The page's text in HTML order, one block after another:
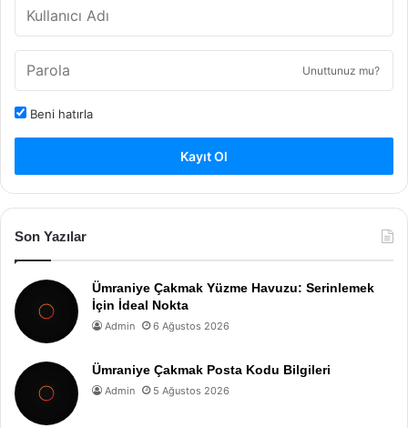
Unuttunuz mu?
Beni hatırla
Kayıt Ol
Son Yazılar
Ümraniye Çakmak Yüzme Havuzu: Serinlemek
İçin İdeal Nokta
Admin 6 Ağustos 2026
Ümraniye Çakmak Posta Kodu Bilgileri
Admin 5 Ağustos 2026